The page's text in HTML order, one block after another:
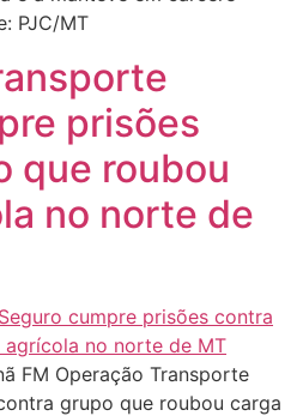
PJC/MT
prisões
que roubou
no norte de
FM Operação Transporte
grupo que roubou carga